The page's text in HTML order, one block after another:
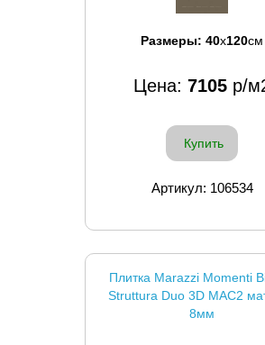
Размеры: 40x120см
Цена: 7105 р/
Купить
Артикул: 106534
Плитка Marazzi Momenti
Struttura Duo 3D MAC2
8мм